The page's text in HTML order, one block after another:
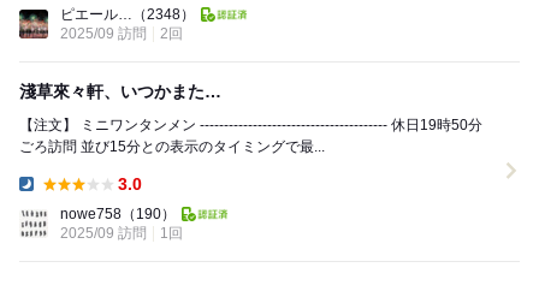
ピエール… （2348）
2025/09 訪問
2回
淺草來々軒、いつかまた…
【注文】 ミニワンタンメン --------------------------------------- 休日19時50分
ごろ訪問 並び15分との表示のタイミングで最...
3.0
nowe758 （190）
2025/09 訪問
1回